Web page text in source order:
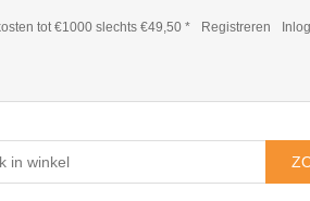
tot €1000 slechts €49,50 * Registreren